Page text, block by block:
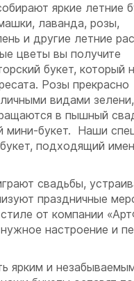
яркие летние
лаванда, розы,
и другие летние
цветы вы получите
букет, который
Розы прекрасно
видами
в пышный
мини-букет. Наши
подходящий
свадьбы,
праздничные
от компании
настроение и
ярким и